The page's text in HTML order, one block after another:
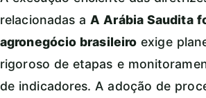
relacionadas a A Arábia Saudita
agronegócio brasileiro exige
rigoroso de etapas e
de indicadores. A adoção de